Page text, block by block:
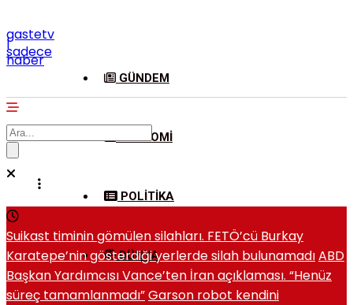
gastetv
|
sadece
haber
GÜNDEM
EKONOMI
POLITIKA
DÜNYA
Suikast timinin gömülen silahları. FETÖ’cü Burkay
Karatepe’nin gösterdiği yerlerde silah bulunamadıABD
Başkan Yardımcısı Vance’ten İran açıklaması. “Henüz
süreç tamamlanmadı”Garson robot kendini